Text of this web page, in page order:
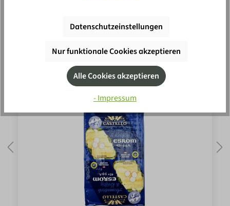
Alternativen:
Datenschutzeinstellungen
Nur funktionale Cookies akzeptieren
Alle Cookies akzeptieren
- Impressum